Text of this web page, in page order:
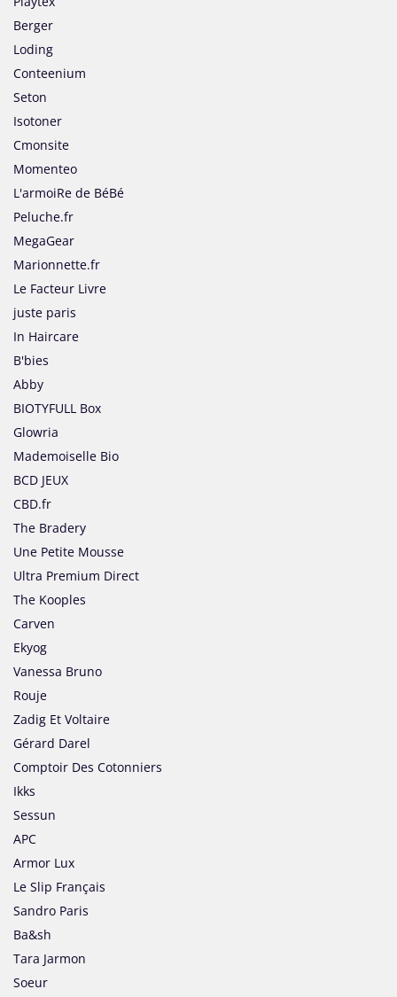
Berger
Loding
Conteenium
Seton
Isotoner
Cmonsite
Momenteo
L'armoiRe de BéBé
Peluche.fr
MegaGear
Marionnette.fr
Le Facteur Livre
juste paris
In Haircare
B'bies
Abby
BIOTYFULL Box
Glowria
Mademoiselle Bio
BCD JEUX
CBD.fr
The Bradery
Une Petite Mousse
Ultra Premium Direct
The Kooples
Carven
Ekyog
Vanessa Bruno
Rouje
Zadig Et Voltaire
Gérard Darel
Comptoir Des Cotonniers
Ikks
Sessun
APC
Armor Lux
Le Slip Français
Sandro Paris
Ba&sh
Tara Jarmon
Soeur